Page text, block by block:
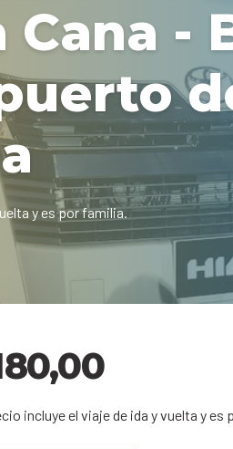
-
y es por familia.
incluye el viaje de ida y vuelta y es